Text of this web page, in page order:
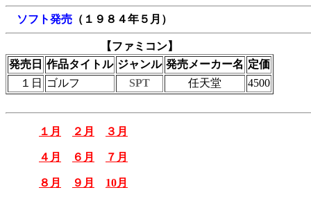
ソフト発売 （１９８４年５月）
【ファミコン】
発売日 作品タイトル ジャンル 発売メーカー名 定価
１日
ゴルフ SPT 任天堂 4500
１月 ２月 ３月
４月 ６月 ７月
８月 ９月 10月